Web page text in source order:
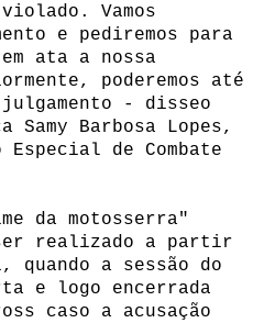
Vamos
e pediremos para
ata a nossa
poderemos até
- disseo
Barbosa Lopes,
Especial de Combate
da motosserra"
ser realizado a partir
quando a sessão do
e logo encerrada
caso a acusação